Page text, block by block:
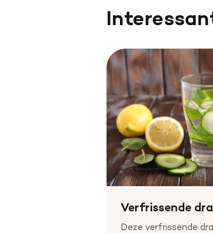
Verfrissende
Deze verfrissende